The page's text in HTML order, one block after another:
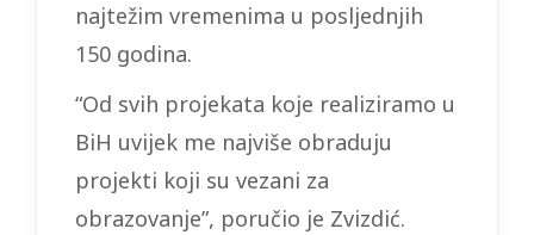
najtežim vremenima u posljednjih
150 godina.
“Od svih projekata koje realiziramo u
BiH uvijek me najviše obraduju
projekti koji su vezani za
obrazovanje”, poručio je Zvizdić.